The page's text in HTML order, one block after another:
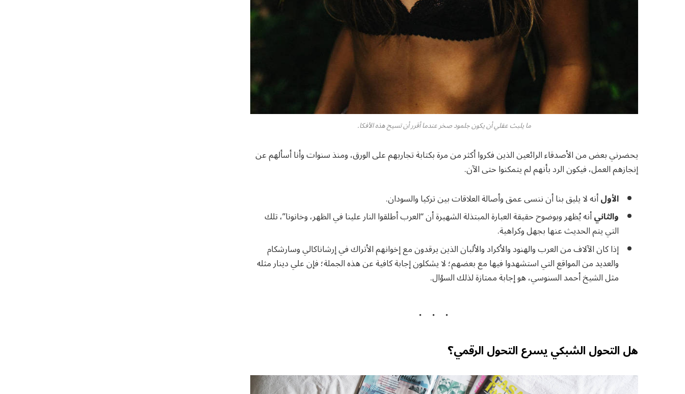
ما يلبث عقلي أن يكون جلمود صخر عندما أقرر أن تسيح هذه الأفكا.
يحضرني بعض من الأصدقاء الرائعين الذين فكروا أكثر من مرة بكتابة تجاربهم على الورق، ومنذ سنوات وأنا أسألهم عن
إنجازهم العمل، فيكون الرد بأنهم لم يتمكنوا حتى الآن.
الأولأنه لا يليق بنا أن ننسى عمق وأصالة العلاقات بين تركيا والسودان.
والثانيأنه يُظهر وبوضوح حقيقة العبارة المبتذلة الشهيرة أن “العرب أطلقوا النار علينا في الظهر، وخانونا”، تلك
التي يتم الحديث عنها بجهل وكراهية.
إذا كان الآلاف من العرب والهنود والأكراد والألبان الذين يرقدون مع إخوانهم الأتراك في إرشاناكالي وسارشكام
والعديد من المواقع التي استشهدوا فيها مع بعضهم؛ لا يشكلون إجابة كافية عن هذه الجملة؛ فإن علي دينار مثله
مثل الشيخ أحمد السنوسي، هو إجابة ممتازة لذلك السؤال.
هل التحول الشبكي يسرع التحول الرقمي؟